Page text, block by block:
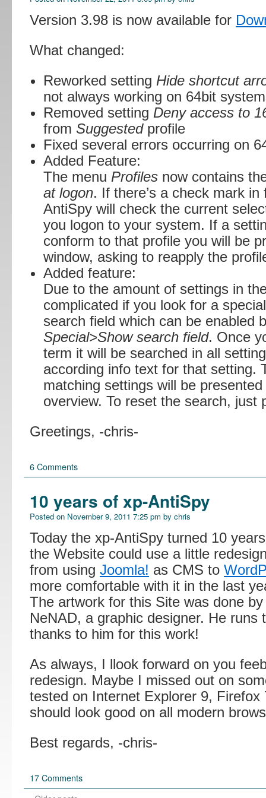
Version 3.98 is now available for
What changed:
Reworked setting Hide shortcut
not always working on 64bit
Removed setting Deny access to
from Suggestedprofile
Fixed several errors occurring on
Added Feature:
The menu Profilesnow contains
at logon. If there’s a check mark
AntiSpy will check the current
you logon to your system. If a
conform to that profile you will be
window, asking to reapply the
Added feature:
Due to the amount of settings in
complicated if you look for a
search field which can be enabled
Special>Show search field. Once
term it will be searched in all
according info text for that setting.
matching settings will be
overview. To reset the search, just
Greetings, -chris-
6 Comments
10 years of xp-AntiSpy
Posted on November 9, 2011 7:25 pm by chris
Today the xp-AntiSpy turned 10
the Website could use a little
from using Joomla! as CMS to
more comfortable with it in the last
The artwork for this Site was done
NeNAD, a graphic designer. He runs
thanks to him for this work!
As always, I llook forward on you
redesign. Maybe I missed out on
tested on Internet Explorer 9, Firefox
should look good on all modern
Best regards, -chris-
17 Comments